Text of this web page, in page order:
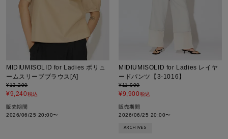
MIDIUMISOLID for Ladies ボリュ
ームスリーブブラウス[A]
¥13,200
¥9,240税込
販売期間
2026/06/25 20:00〜
MIDIUMISOLID for Ladies レイヤ
ードパンツ【3-1016】
¥11,000
¥9,900税込
販売期間
2026/06/25 20:00〜
ARCHIVES